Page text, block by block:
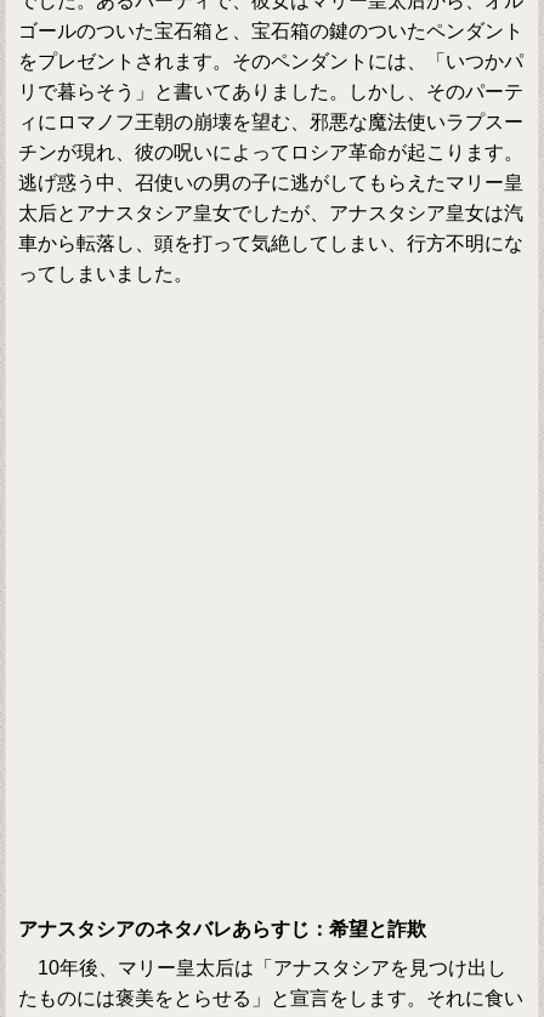
ゴールのついた宝石箱と、宝石箱の鍵のついたペンダント
をプレゼントされます。そのペンダントには、「いつかパ
リで暮らそう」と書いてありました。しかし、そのパーテ
ィにロマノフ王朝の崩壊を望む、邪悪な魔法使いラプスー
チンが現れ、彼の呪いによってロシア革命が起こります。
逃げ惑う中、召使いの男の子に逃がしてもらえたマリー皇
太后とアナスタシア皇女でしたが、アナスタシア皇女は汽
車から転落し、頭を打って気絶してしまい、行方不明にな
ってしまいました。
アナスタシアのネタバレあらすじ：希望と詐欺
10年後、マリー皇太后は「アナスタシアを見つけ出し
たものには褒美をとらせる」と宣言をします。それに食い